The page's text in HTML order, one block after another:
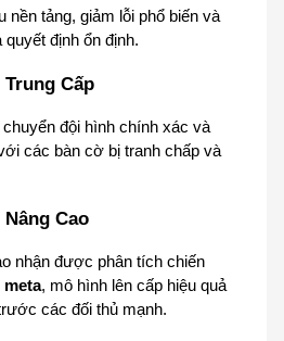
nền tảng, giảm lỗi phổ biến và
quyết định ổn định.
Trung Cấp
đội hình chính xác và
các bàn cờ bị tranh chấp và
Cao
nhận được phân tích chiến
meta, mô hình lên cấp hiệu quả
các đối thủ mạnh.